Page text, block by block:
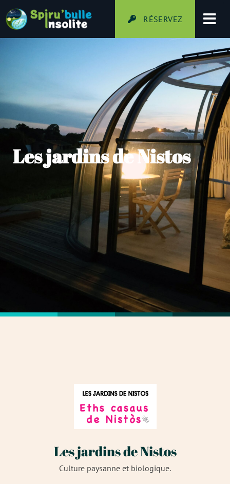
RÉSERVEZ
Les jardins de Nistos
Les jardins de Nistos
Culture paysanne et biologique.